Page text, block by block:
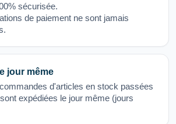
sécurisée.
de paiement ne sont jamais
jour même
d'articles en stock passées
expédiées le jour même (jours